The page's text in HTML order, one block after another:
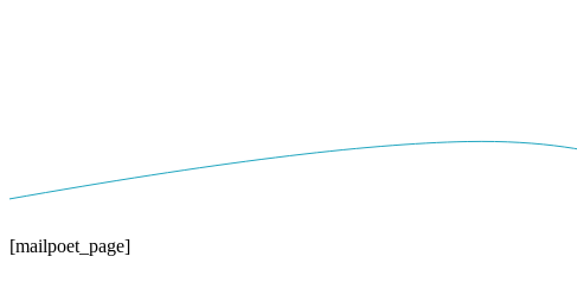
[mailpoet_page]